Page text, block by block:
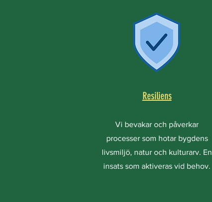
Resiliens
Vi bevakar och påverkar
processer som hotar bygdens
livsmiljö, natur och kulturarv. En
insats som aktiveras vid behov.